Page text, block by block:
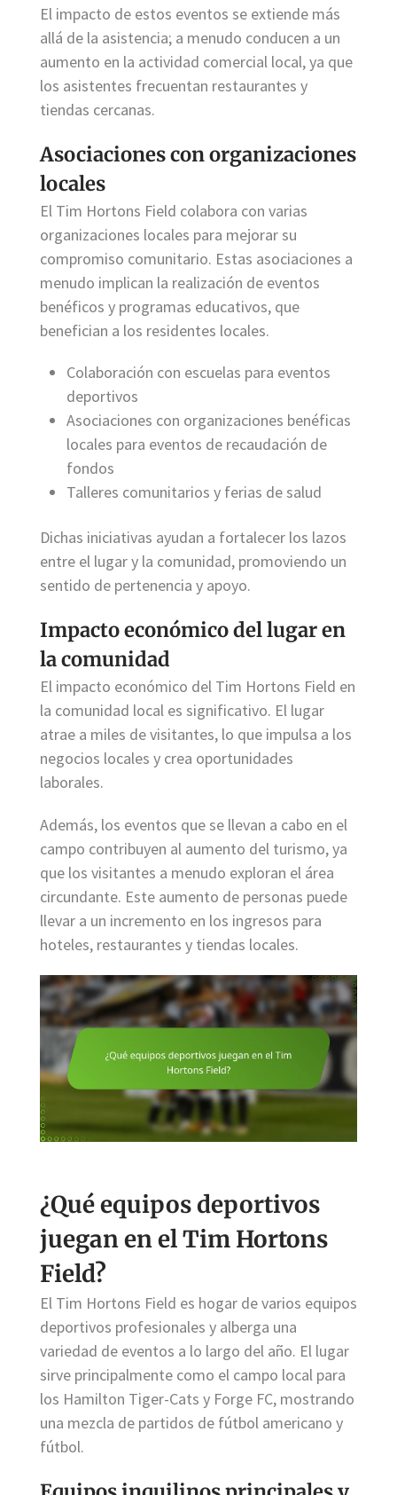
El impacto de estos eventos se extiende más
allá de la asistencia; a menudo conducen a un
aumento en la actividad comercial local, ya que
los asistentes frecuentan restaurantes y
tiendas cercanas.
Asociaciones con organizaciones
locales
El Tim Hortons Field colabora con varias
organizaciones locales para mejorar su
compromiso comunitario. Estas asociaciones a
menudo implican la realización de eventos
benéficos y programas educativos, que
benefician a los residentes locales.
Colaboración con escuelas para eventos
deportivos
Asociaciones con organizaciones benéficas
locales para eventos de recaudación de
fondos
Talleres comunitarios y ferias de salud
Dichas iniciativas ayudan a fortalecer los lazos
entre el lugar y la comunidad, promoviendo un
sentido de pertenencia y apoyo.
Impacto económico del lugar en
la comunidad
El impacto económico del Tim Hortons Field en
la comunidad local es significativo. El lugar
atrae a miles de visitantes, lo que impulsa a los
negocios locales y crea oportunidades
laborales.
Además, los eventos que se llevan a cabo en el
campo contribuyen al aumento del turismo, ya
que los visitantes a menudo exploran el área
circundante. Este aumento de personas puede
llevar a un incremento en los ingresos para
hoteles, restaurantes y tiendas locales.
¿Qué equipos deportivos
juegan en el Tim Hortons
Field?
El Tim Hortons Field es hogar de varios equipos
deportivos profesionales y alberga una
variedad de eventos a lo largo del año. El lugar
sirve principalmente como el campo local para
los Hamilton Tiger-Cats y Forge FC, mostrando
una mezcla de partidos de fútbol americano y
fútbol.